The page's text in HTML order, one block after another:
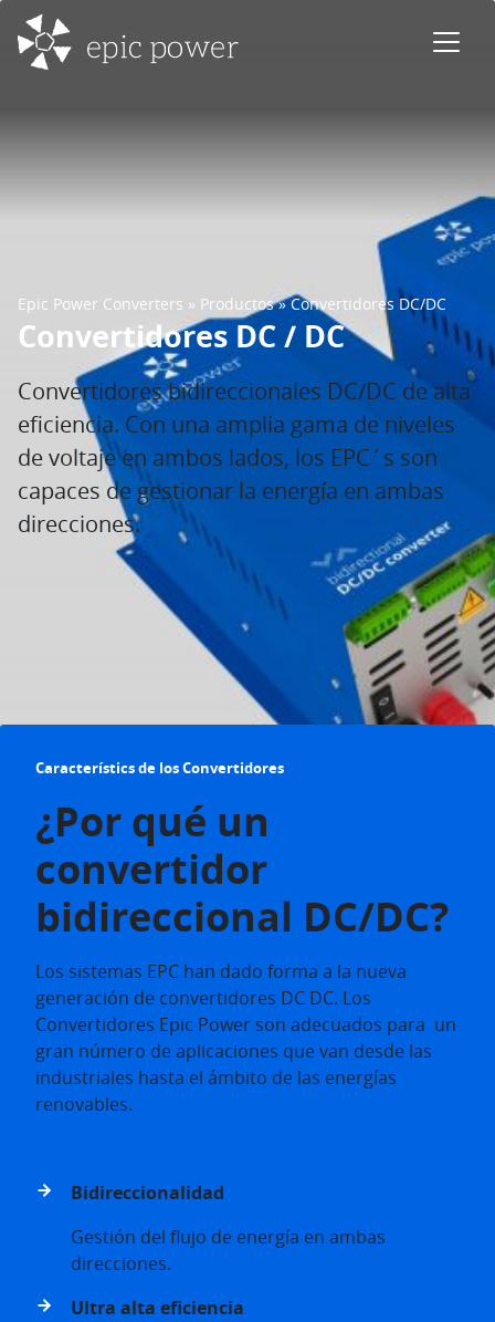
Saltar al contenido
Navegación principal
Epic Power Converters » Productos»Convertidores DC/DC
Convertidores DC / DC
Convertidores bidireccionales DC/DC de alta
eficiencia. Con una amplia gama de niveles
de voltaje en ambos lados, los EPC´s son
capaces de gestionar la energía en ambas
direcciones.
Característics de los Convertidores
¿Por qué un
convertidor
bidireccional DC/DC?
Los sistemas EPC han dado forma a la nueva
generación de convertidores DC DC. Los
Convertidores Epic Power son adecuados para un
gran número de aplicaciones que van desde las
industriales hasta el ámbito de las energías
renovables.
Bidireccionalidad
Gestión del flujo de energía en ambas
direcciones.
Ultra alta eficiencia